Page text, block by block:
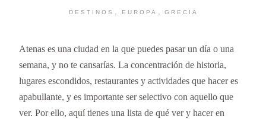
DESTINOS , EUROPA , GRECIA
Atenas es una ciudad en la que puedes pasar un día o una
semana, y no te cansarías. La concentración de historia,
lugares escondidos, restaurantes y actividades que hacer es
apabullante, y es importante ser selectivo con aquello que
ver. Por ello, aquí tienes una lista de qué ver y hacer en